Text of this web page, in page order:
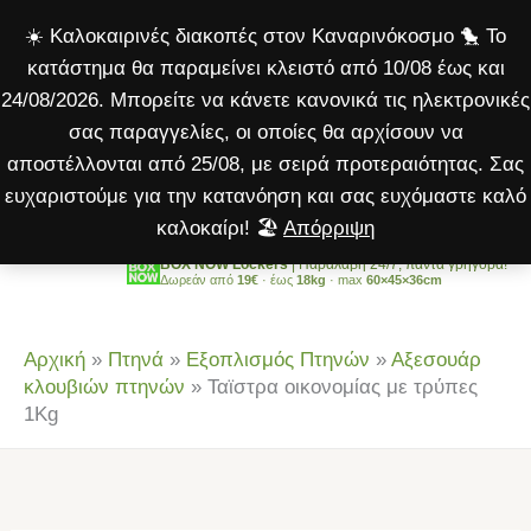
☀️ Καλοκαιρινές διακοπές στον Καναρινόκοσμο 🐤 Το
κατάστημα θα παραμείνει κλειστό από 10/08 έως και
24/08/2026. Μπορείτε να κάνετε κανονικά τις ηλεκτρονικές
σας παραγγελίες, οι οποίες θα αρχίσουν να
αποστέλλονται από 25/08, με σειρά προτεραιότητας. Σας
ευχαριστούμε για την κατανόηση και σας ευχόμαστε καλό
καλοκαίρι! 🏖️ Απόρριψη
στο
περιεχόμενο
BOX NOW Lockers| Παραλαβή 24/7, πάντα γρήγορα!
Δωρεάν από 19€ · έως 18kg · max 60×45×36cm
Αρχική » Πτηνά » Εξοπλισμός Πτηνών » Αξεσουάρ
κλουβιών πτηνών » Ταϊστρα οικονομίας με τρύπες
1Kg
τρύπες
1Kg
ποσότητα